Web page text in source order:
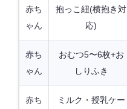
赤ち
ゃん
抱っこ紐(横抱き対
応)
赤ち
ゃん
おむつ5〜6枚+お
しりふき
赤ち
ミルク・授乳ケー